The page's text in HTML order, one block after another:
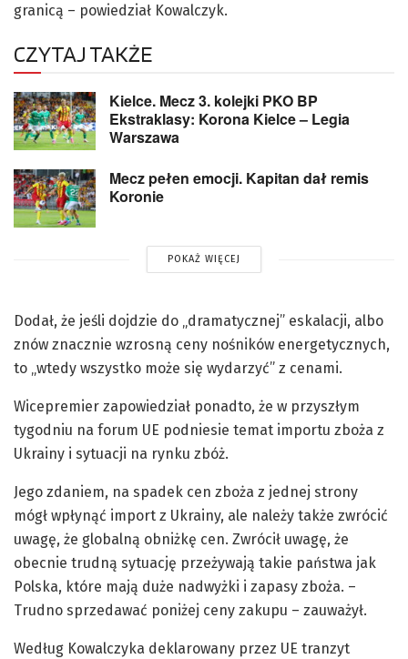
granicą – powiedział Kowalczyk.
CZYTAJ TAKŻE
Kielce. Mecz 3. kolejki PKO BP
Ekstraklasy: Korona Kielce – Legia
Warszawa
Mecz pełen emocji. Kapitan dał remis
Koronie
POKAŻ WIĘCEJ
Dodał, że jeśli dojdzie do „dramatycznej” eskalacji, albo
znów znacznie wzrosną ceny nośników energetycznych,
to „wtedy wszystko może się wydarzyć” z cenami.
Wicepremier zapowiedział ponadto, że w przyszłym
tygodniu na forum UE podniesie temat importu zboża z
Ukrainy i sytuacji na rynku zbóż.
Jego zdaniem, na spadek cen zboża z jednej strony
mógł wpłynąć import z Ukrainy, ale należy także zwrócić
uwagę, że globalną obniżkę cen. Zwrócił uwagę, że
obecnie trudną sytuację przeżywają takie państwa jak
Polska, które mają duże nadwyżki i zapasy zboża. –
Trudno sprzedawać poniżej ceny zakupu – zauważył.
Według Kowalczyka deklarowany przez UE tranzyt